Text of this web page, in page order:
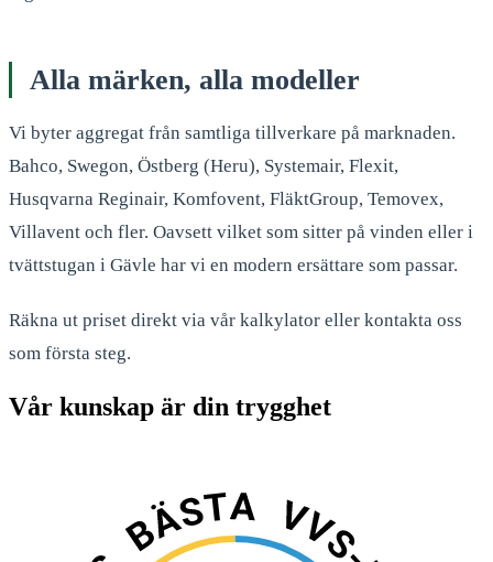
Alla märken, alla modeller
Vi byter aggregat från samtliga tillverkare på marknaden.
Bahco, Swegon, Östberg (Heru), Systemair, Flexit,
Husqvarna Reginair, Komfovent, FläktGroup, Temovex,
Villavent och fler. Oavsett vilket som sitter på vinden eller i
tvättstugan i Gävle har vi en modern ersättare som passar.
Räkna ut priset direkt via vår kalkylator eller kontakta oss
som första steg.
Vår kunskap är din trygghet